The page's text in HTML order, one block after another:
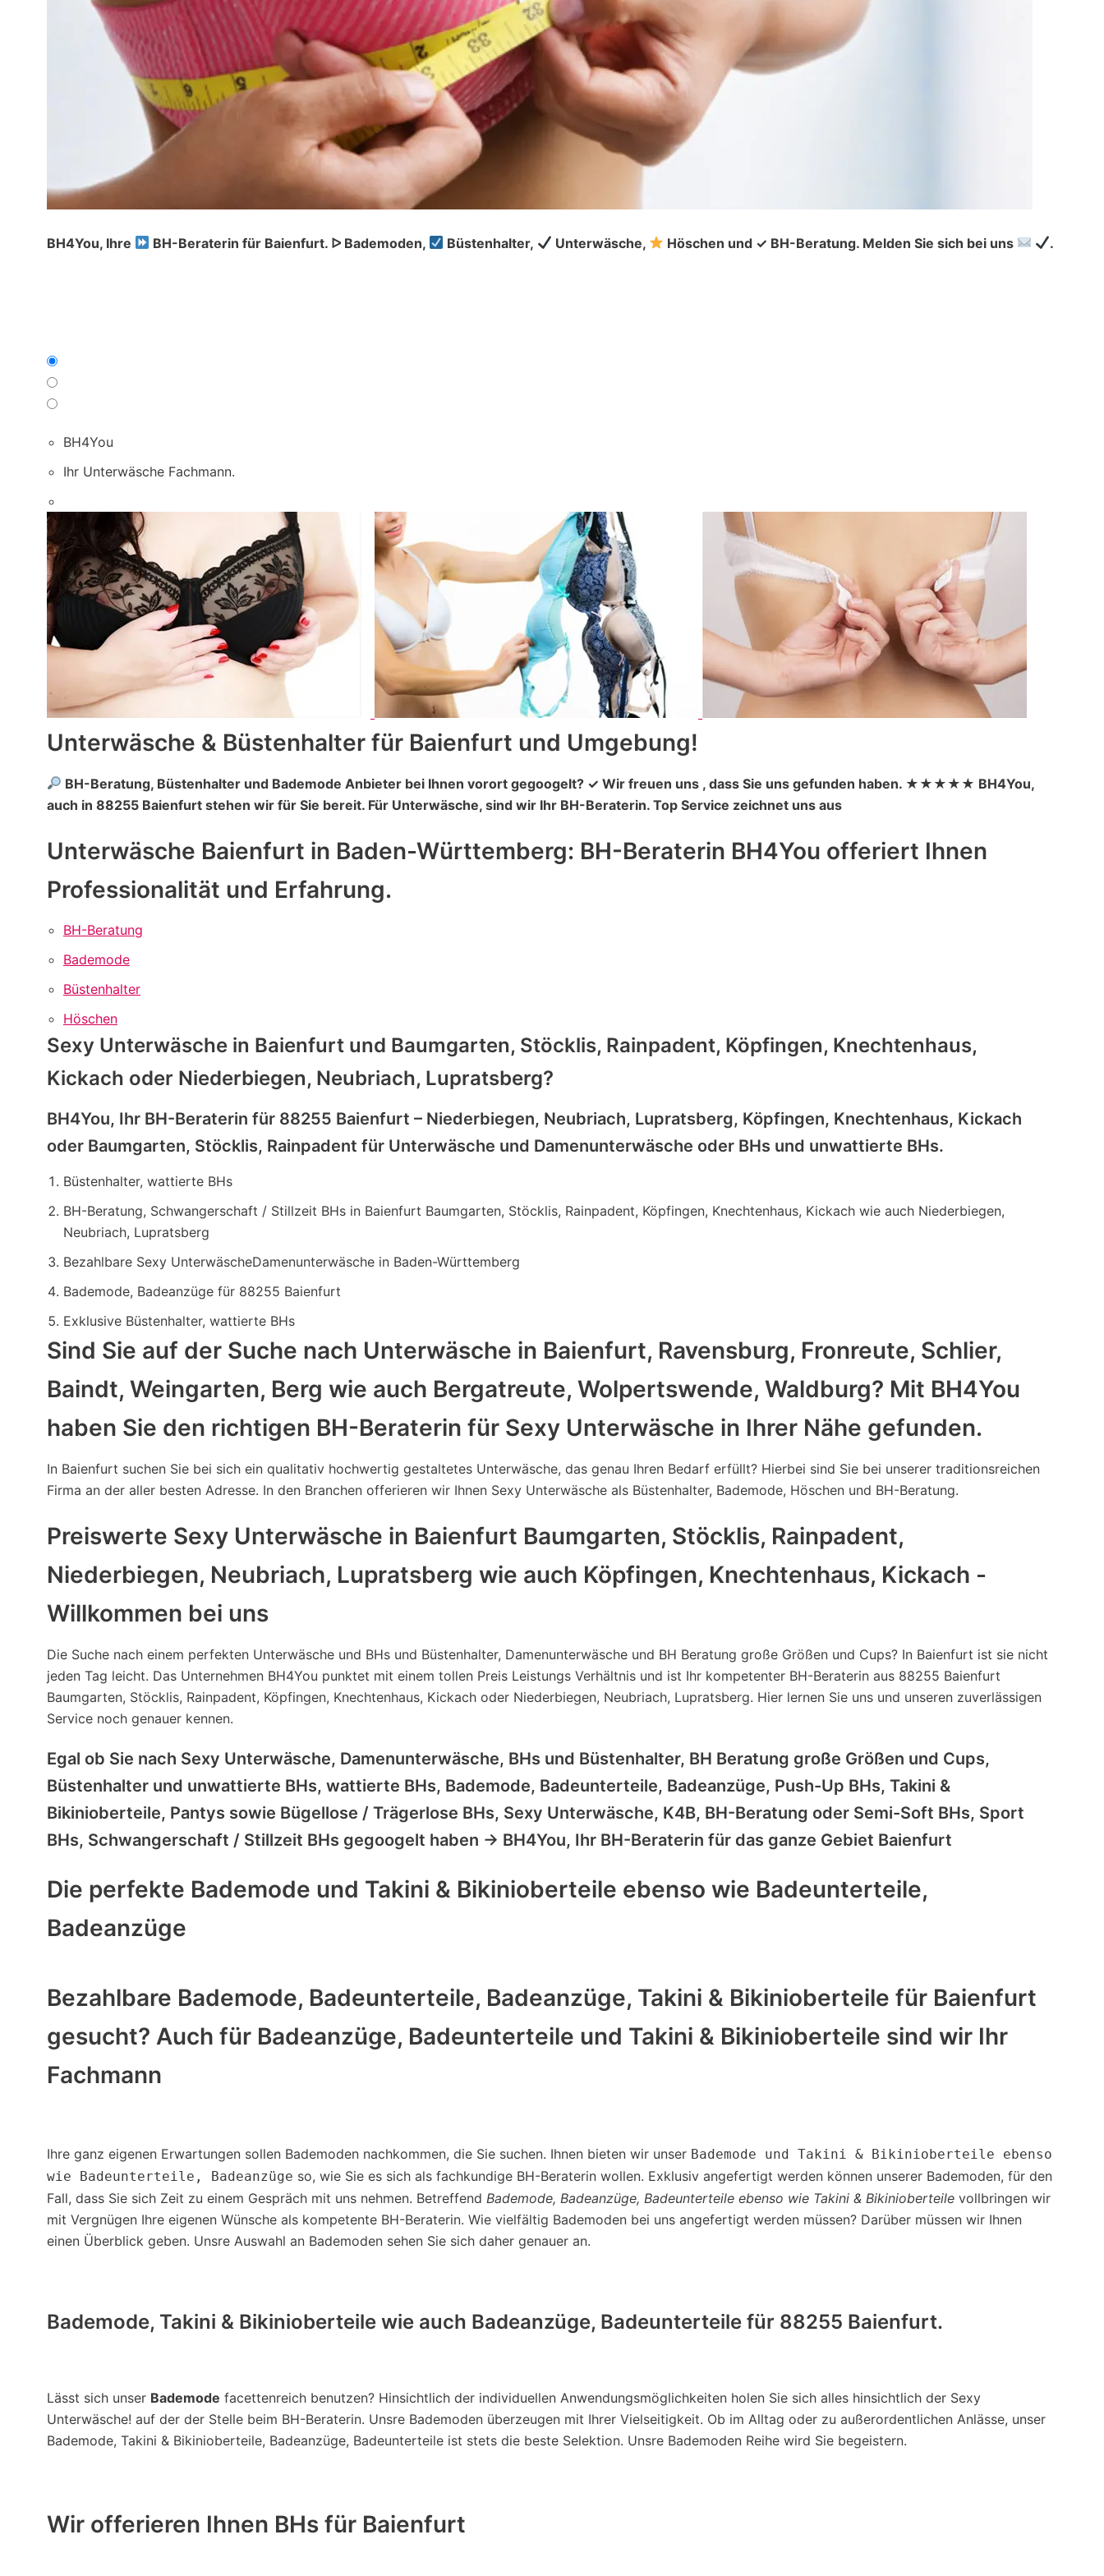
BH4You, Ihre BH-Beraterin für Baienfurt. ᐅ Bademoden, Büstenhalter, Unterwäsche, Höschen und ✓ BH-Beratung. Melden Sie sich bei uns .
BH4You
Ihr Unterwäsche Fachmann.
Unterwäsche & Büstenhalter für Baienfurt und Umgebung!
BH-Beratung, Büstenhalter und Bademode Anbieter bei Ihnen vorort gegoogelt? ✓ Wir freuen uns , dass Sie uns gefunden haben. ★★★★★ BH4You,
auch in 88255 Baienfurt stehen wir für Sie bereit. Für Unterwäsche, sind wir Ihr BH-Beraterin. Top Service zeichnet uns aus
Unterwäsche Baienfurt in Baden-Württemberg: BH-Beraterin BH4You offeriert Ihnen
Professionalität und Erfahrung.
BH-Beratung
Bademode
Büstenhalter
Höschen
Sexy Unterwäsche in Baienfurt und Baumgarten, Stöcklis, Rainpadent, Köpfingen, Knechtenhaus,
Kickach oder Niederbiegen, Neubriach, Lupratsberg?
BH4You, Ihr BH-Beraterin für 88255 Baienfurt – Niederbiegen, Neubriach, Lupratsberg, Köpfingen, Knechtenhaus, Kickach
oder Baumgarten, Stöcklis, Rainpadent für Unterwäsche und Damenunterwäsche oder BHs und unwattierte BHs.
Büstenhalter, wattierte BHs
BH-Beratung, Schwangerschaft / Stillzeit BHs in Baienfurt Baumgarten, Stöcklis, Rainpadent, Köpfingen, Knechtenhaus, Kickach wie auch Niederbiegen,
Neubriach, Lupratsberg
Bezahlbare Sexy UnterwäscheDamenunterwäsche in Baden-Württemberg
Bademode, Badeanzüge für 88255 Baienfurt
Exklusive Büstenhalter, wattierte BHs
Sind Sie auf der Suche nach Unterwäsche in Baienfurt, Ravensburg, Fronreute, Schlier,
Baindt, Weingarten, Berg wie auch Bergatreute, Wolpertswende, Waldburg? Mit BH4You
haben Sie den richtigen BH-Beraterin für Sexy Unterwäsche in Ihrer Nähe gefunden.
In Baienfurt suchen Sie bei sich ein qualitativ hochwertig gestaltetes Unterwäsche, das genau Ihren Bedarf erfüllt? Hierbei sind Sie bei unserer traditionsreichen
Firma an der aller besten Adresse. In den Branchen offerieren wir Ihnen Sexy Unterwäsche als Büstenhalter, Bademode, Höschen und BH-Beratung.
Preiswerte Sexy Unterwäsche in Baienfurt Baumgarten, Stöcklis, Rainpadent,
Niederbiegen, Neubriach, Lupratsberg wie auch Köpfingen, Knechtenhaus, Kickach -
Willkommen bei uns
Die Suche nach einem perfekten Unterwäsche und BHs und Büstenhalter, Damenunterwäsche und BH Beratung große Größen und Cups? In Baienfurt ist sie nicht
jeden Tag leicht. Das Unternehmen BH4You punktet mit einem tollen Preis Leistungs Verhältnis und ist Ihr kompetenter BH-Beraterin aus 88255 Baienfurt
Baumgarten, Stöcklis, Rainpadent, Köpfingen, Knechtenhaus, Kickach oder Niederbiegen, Neubriach, Lupratsberg. Hier lernen Sie uns und unseren zuverlässigen
Service noch genauer kennen.
Egal ob Sie nach Sexy Unterwäsche, Damenunterwäsche, BHs und Büstenhalter, BH Beratung große Größen und Cups,
Büstenhalter und unwattierte BHs, wattierte BHs, Bademode, Badeunterteile, Badeanzüge, Push-Up BHs, Takini &
Bikinioberteile, Pantys sowie Bügellose / Trägerlose BHs, Sexy Unterwäsche, K4B, BH-Beratung oder Semi-Soft BHs, Sport
BHs, Schwangerschaft / Stillzeit BHs gegoogelt haben -> BH4You, Ihr BH-Beraterin für das ganze Gebiet Baienfurt
Die perfekte Bademode und Takini & Bikinioberteile ebenso wie Badeunterteile,
Badeanzüge
Bezahlbare Bademode, Badeunterteile, Badeanzüge, Takini & Bikinioberteile für Baienfurt
gesucht? Auch für Badeanzüge, Badeunterteile und Takini & Bikinioberteile sind wir Ihr
Fachmann
Ihre ganz eigenen Erwartungen sollen Bademoden nachkommen, die Sie suchen. Ihnen bieten wir unser Bademode und Takini & Bikinioberteile ebenso
wie Badeunterteile, Badeanzüge so, wie Sie es sich als fachkundige BH-Beraterin wollen. Exklusiv angefertigt werden können unserer Bademoden, für den
Fall, dass Sie sich Zeit zu einem Gespräch mit uns nehmen. Betreffend Bademode, Badeanzüge, Badeunterteile ebenso wie Takini & Bikinioberteile vollbringen wir
mit Vergnügen Ihre eigenen Wünsche als kompetente BH-Beraterin. Wie vielfältig Bademoden bei uns angefertigt werden müssen? Darüber müssen wir Ihnen
einen Überblick geben. Unsre Auswahl an Bademoden sehen Sie sich daher genauer an.
Bademode, Takini & Bikinioberteile wie auch Badeanzüge, Badeunterteile für 88255 Baienfurt.
Lässt sich unser Bademode facettenreich benutzen? Hinsichtlich der individuellen Anwendungsmöglichkeiten holen Sie sich alles hinsichtlich der Sexy
Unterwäsche! auf der der Stelle beim BH-Beraterin. Unsre Bademoden überzeugen mit Ihrer Vielseitigkeit. Ob im Alltag oder zu außerordentlichen Anlässe, unser
Bademode, Takini & Bikinioberteile, Badeanzüge, Badeunterteile ist stets die beste Selektion. Unsre Bademoden Reihe wird Sie begeistern.
Wir offerieren Ihnen BHs für Baienfurt